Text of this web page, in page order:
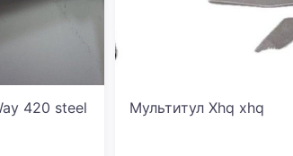
420 steel Мультитул Xhq xhq